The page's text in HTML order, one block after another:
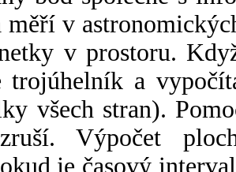
měří v
v prostoru.
trojúhelník a
všech stran).
Výpočet
je časový